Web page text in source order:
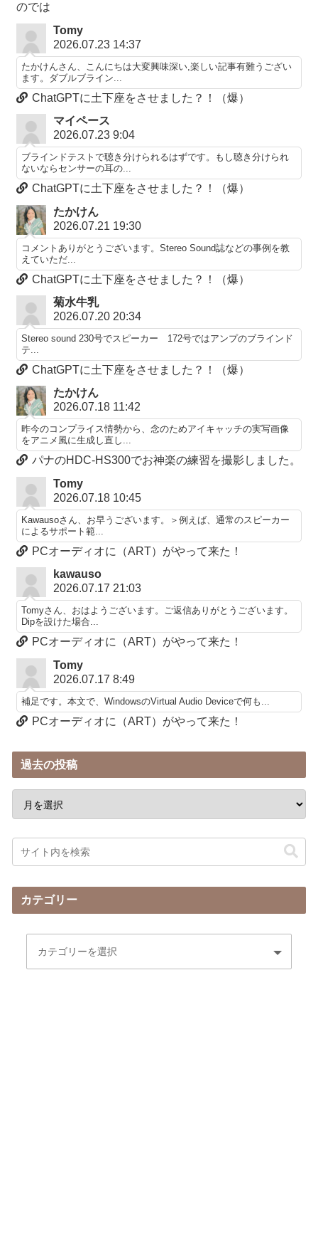
のでは
Tomy
2026.07.23 14:37
たかけんさん、こんにちは大変興味深い,楽しい記事有難うござい
ます。ダブルブライン...
ChatGPTに土下座をさせました？！（爆）
マイペース
2026.07.23 9:04
ブラインドテストで聴き分けられるはずです。もし聴き分けられ
ないならセンサーの耳の...
ChatGPTに土下座をさせました？！（爆）
たかけん
2026.07.21 19:30
コメントありがとうございます。Stereo Sound誌などの事例を教
えていただ...
ChatGPTに土下座をさせました？！（爆）
菊水牛乳
2026.07.20 20:34
Stereo sound 230号でスピーカー 172号ではアンプのブラインド
テ...
ChatGPTに土下座をさせました？！（爆）
たかけん
2026.07.18 11:42
昨今のコンプライス情勢から、念のためアイキャッチの実写画像
をアニメ風に生成し直し...
パナのHDC-HS300でお神楽の練習を撮影しました。
Tomy
2026.07.18 10:45
Kawausoさん、お早うございます。＞例えば、通常のスピーカー
によるサポート範...
PCオーディオに（ART）がやって来た！
kawauso
2026.07.17 21:03
Tomyさん、おはようございます。ご返信ありがとうございます。
Dipを設けた場合...
PCオーディオに（ART）がやって来た！
Tomy
2026.07.17 8:49
補足です。本文で、WindowsのVirtual Audio Deviceで何も...
PCオーディオに（ART）がやって来た！
過去の投稿
カテゴリー